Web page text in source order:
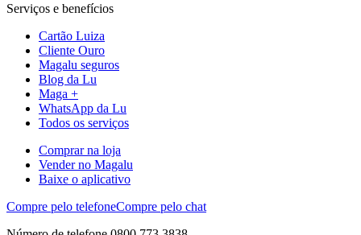
Serviços e benefícios
Cartão Luiza
Cliente Ouro
Magalu seguros
Blog da Lu
Maga +
WhatsApp da Lu
Todos os serviços
Comprar na loja
Vender no Magalu
Baixe o aplicativo
Compre pelo telefoneCompre pelo chat